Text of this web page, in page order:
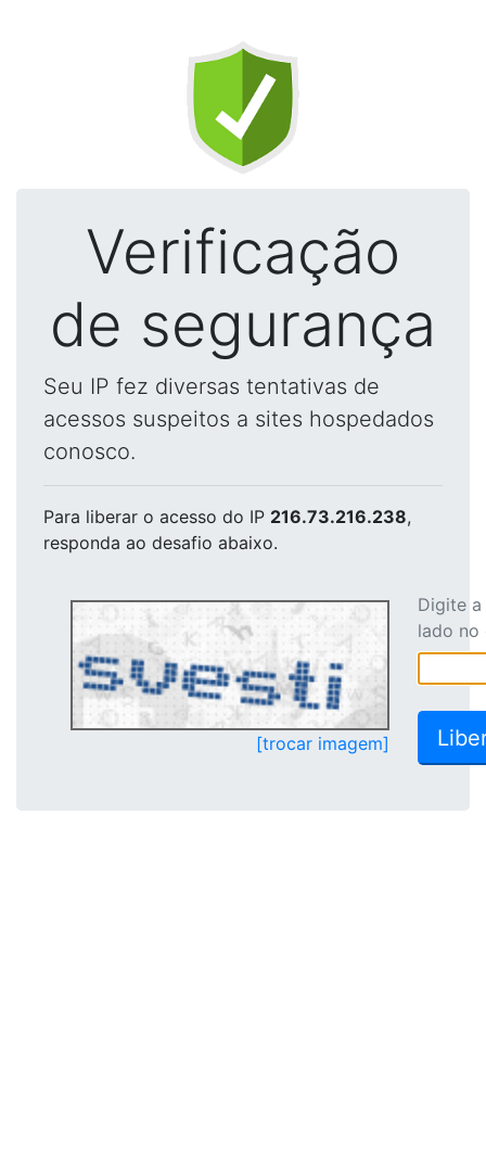
Verificação
de segurança
Seu IP fez diversas tentativas de
acessos suspeitos a sites hospedados
conosco.
Para liberar o acesso do IP 216.73.216.238,
responda ao desafio abaixo.
[trocar imagem]
Digite
lado no